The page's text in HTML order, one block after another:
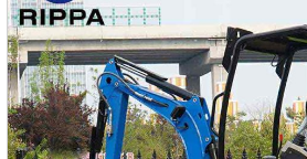
эффективность фильтрации топлива.